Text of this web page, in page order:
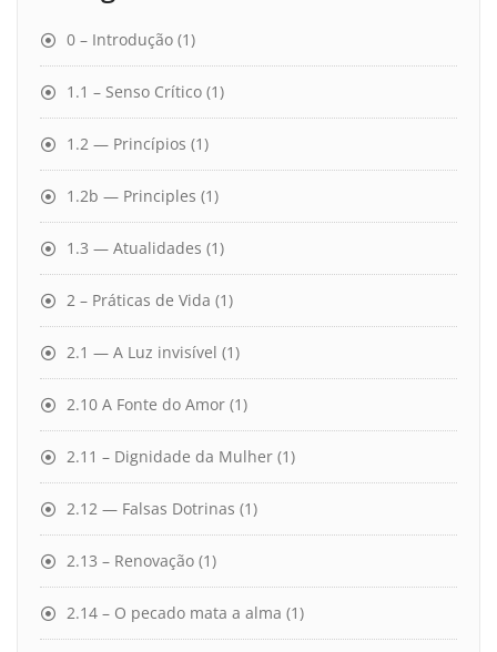
0 – Introdução (1)
1.1 – Senso Crítico (1)
1.2 — Princípios (1)
1.2b — Principles (1)
1.3 — Atualidades (1)
2 – Práticas de Vida (1)
2.1 — A Luz invisível (1)
2.10 A Fonte do Amor (1)
2.11 – Dignidade da Mulher (1)
2.12 — Falsas Dotrinas (1)
2.13 – Renovação (1)
2.14 – O pecado mata a alma (1)